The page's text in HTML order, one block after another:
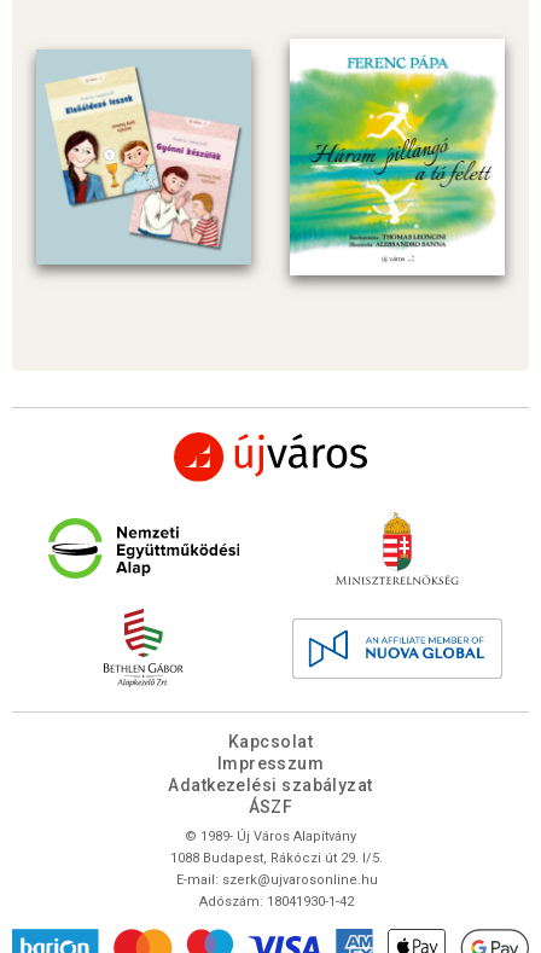
Kapcsolat
Impresszum
Adatkezelési szabályzat
ÁSZF
© 1989- Új Város Alapítvány
1088 Budapest, Rákóczi út 29. I/5.
E-mail: szerk@ujvarosonline.hu
Adószám: 18041930-1-42